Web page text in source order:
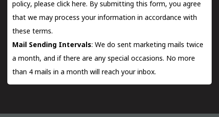
policy, please click here. By submitting this form, you agree
that we may process your information in accordance with
these terms.
Mail Sending Intervals: We do sent marketing mails twice
a month, and if there are any special occasions. No more
than 4 mails in a month will reach your inbox.